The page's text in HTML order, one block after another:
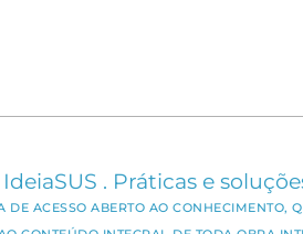
IdeiaSUS . Práticas e
DE ACESSO ABERTO AO